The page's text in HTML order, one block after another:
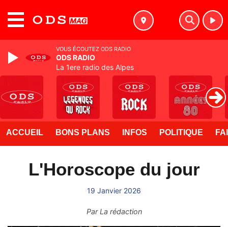
ACCUEIL BONS PLANS INFOS POLITIQUE
L'Horoscope du jour
19 Janvier 2026
ParLa rédaction
VOUS ÉCOUTEZ ODS RADIO
ODS RADIO
La 1ere radio des Alpes